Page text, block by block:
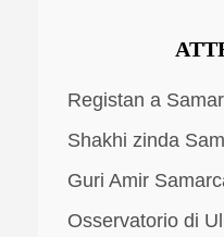
Registan a
Shakhi zinda
Guri Amir
Osservatorio di